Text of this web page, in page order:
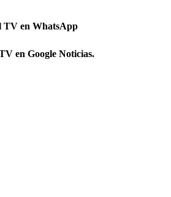
TV en WhatsApp
en Google Noticias.